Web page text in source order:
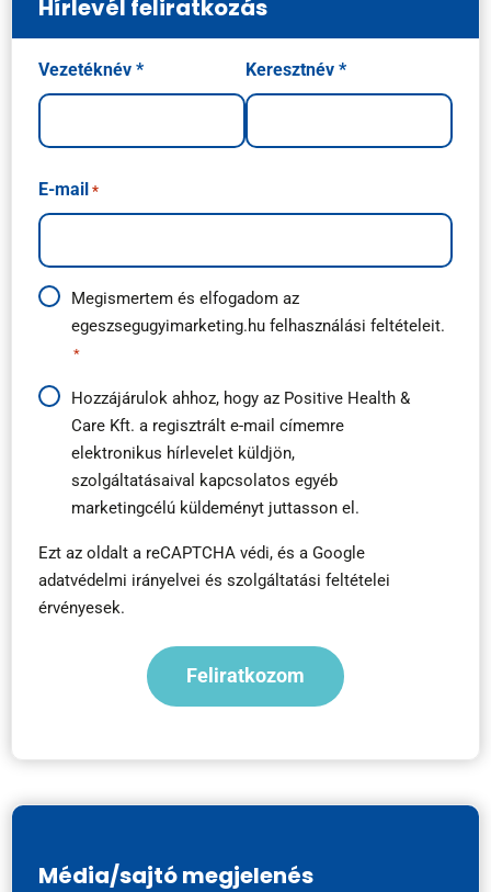
Hírlevél feliratkozás
Név
*
Vezetéknév * Keresztnév *
E-mail *
Adatkezelési
útmutató
Megismertem és elfogadom az
egeszsegugyimarketing.hu felhasználási feltételeit.
*
Hírlevél
feliratkozás
Hozzájárulok ahhoz, hogy az Positive Health &
Care Kft. a regisztrált e-mail címemre
elektronikus hírlevelet küldjön,
szolgáltatásaival kapcsolatos egyéb
marketingcélú küldeményt juttasson el.
Ezt az oldalt a reCAPTCHA védi, és a Google
adatvédelmi irányelvei és szolgáltatási feltételei
érvényesek.
Média/sajtó megjelenés